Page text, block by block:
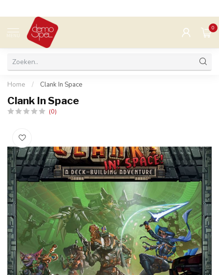
MENU
0
Home / Clank In Space
Clank In Space
(0)